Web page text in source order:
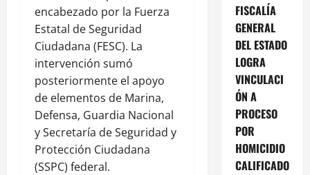
encabezado por la Fuerza
Estatal de Seguridad
Ciudadana (FESC). La
intervención sumó
posteriormente el apoyo
de elementos de Marina,
Defensa, Guardia Nacional
y Secretaría de Seguridad y
Protección Ciudadana
(SSPC) federal.
FISCALÍA
GENERAL
DEL ESTADO
LOGRA
VINCULACI
ÓN A
PROCESO
POR
HOMICIDIO
CALIFICADO